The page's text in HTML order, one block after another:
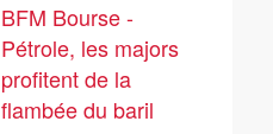
BFM Bourse -
Pétrole, les majors
profitent de la
flambée du baril